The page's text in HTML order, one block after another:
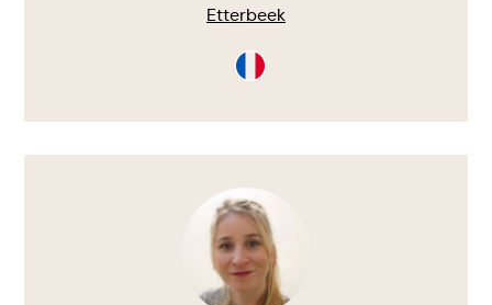
Etterbeek
Consultation
en
Voir